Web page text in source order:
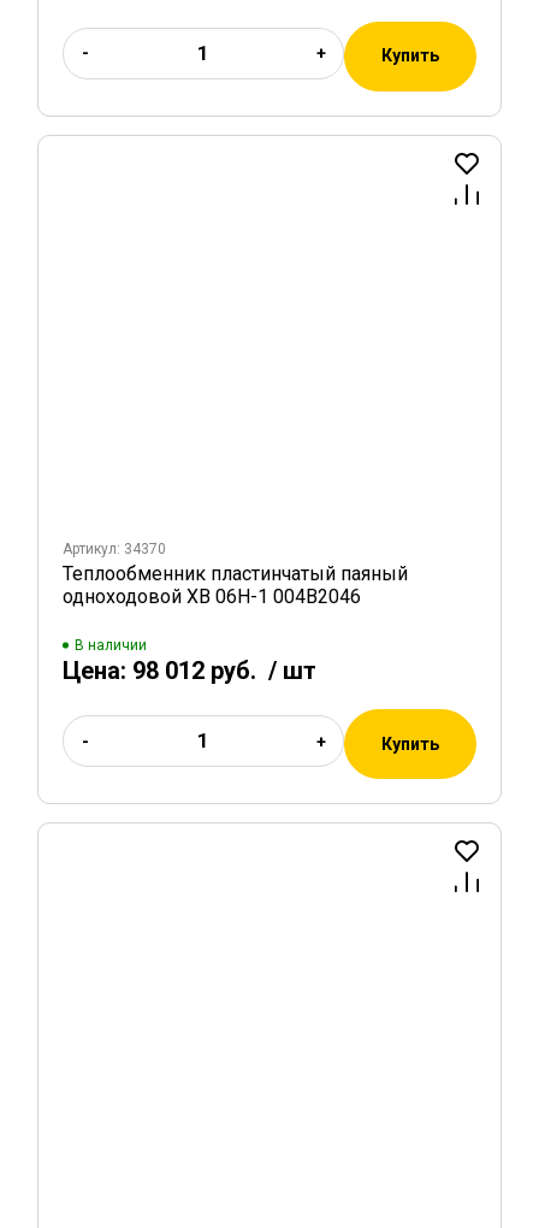
- + Купить
Артикул: 34370
Теплообменник пластинчатый паяный
одноходовой XB 06H-1 004B2046
В наличии
Цена: 98 012 руб. / шт
- + Купить